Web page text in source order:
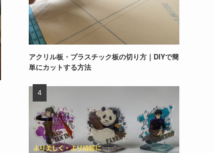
アクリル板・プラスチック板の切り方｜DIYで簡
単にカットする方法